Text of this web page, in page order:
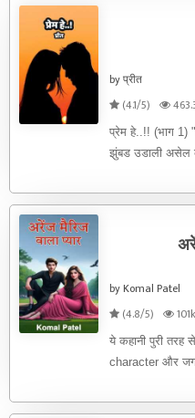
by प्रीत
(4.1/5)
प्रेम हे..!! (भाग 1)
झुंबड उडाली असेल
by Komal Patel
(4.8/5)
101k
ये कहानी पुरी
character और